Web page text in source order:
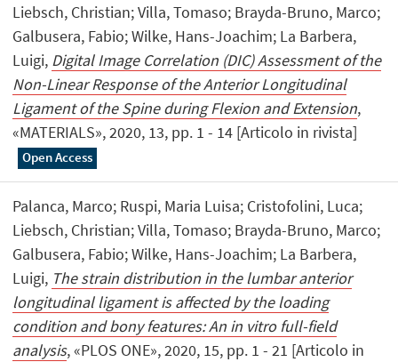
Liebsch, Christian; Villa, Tomaso; Brayda-Bruno, Marco;
Galbusera, Fabio; Wilke, Hans-Joachim; La Barbera,
Luigi, Digital Image Correlation (DIC) Assessment of the
Non-Linear Response of the Anterior Longitudinal
Ligament of the Spine during Flexion and Extension,
«MATERIALS», 2020, 13, pp. 1 - 14 [Articolo in rivista]
Open Access
Palanca, Marco; Ruspi, Maria Luisa; Cristofolini, Luca;
Liebsch, Christian; Villa, Tomaso; Brayda-Bruno, Marco;
Galbusera, Fabio; Wilke, Hans-Joachim; La Barbera,
Luigi, The strain distribution in the lumbar anterior
longitudinal ligament is affected by the loading
condition and bony features: An in vitro full-field
analysis, «PLOS ONE», 2020, 15, pp. 1 - 21 [Articolo in